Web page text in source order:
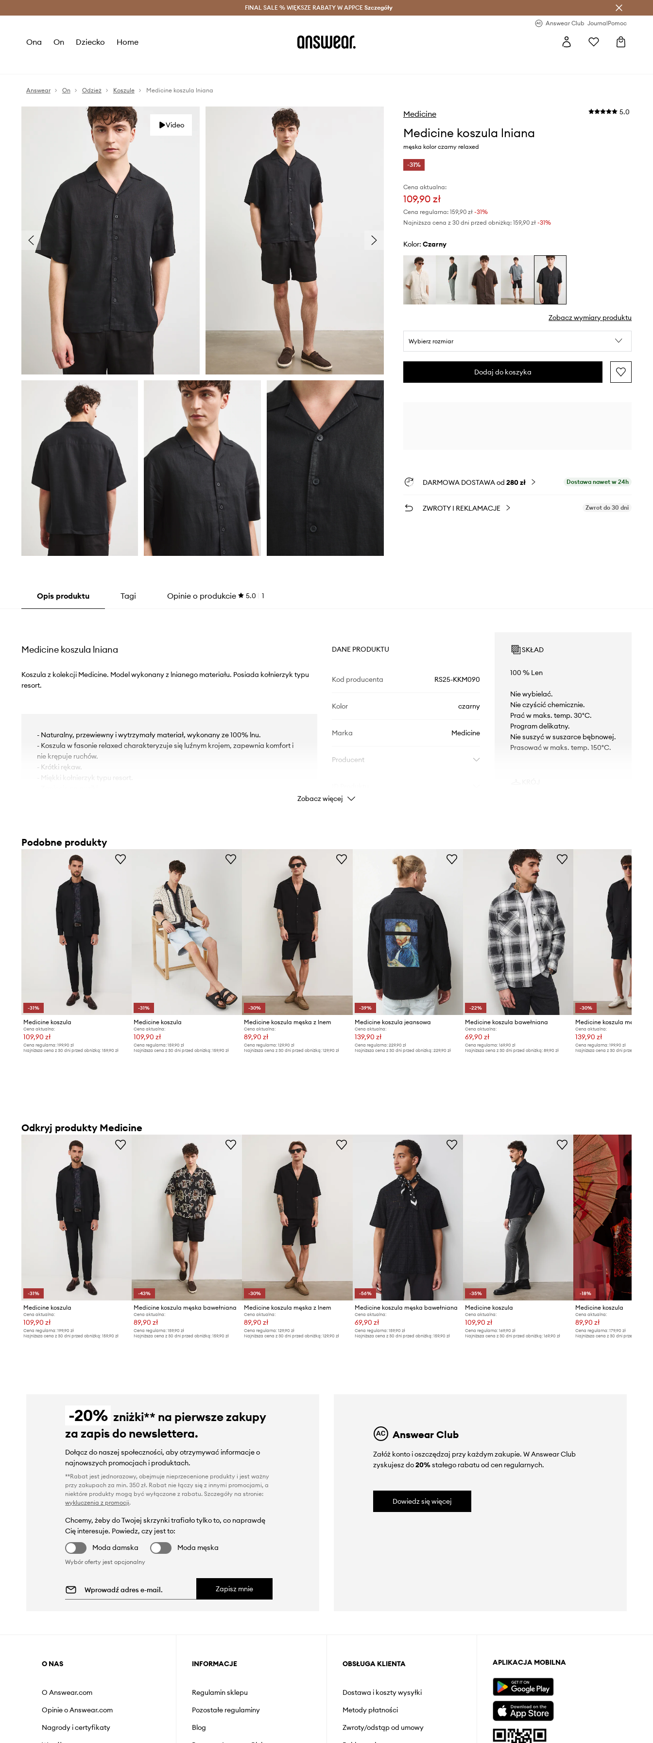
Oszczędzaj z Answear Club > Dostawa nawet w 24h >
FINAL SALE % WIĘKSZE RABATY W APPCE Szczegóły
Answear Club JournalPomoc
Ona On Dziecko Home
Answear On Odzież Koszule Medicine koszula lniana
Video
Medicine 5.0
Medicine koszula lniana
męska kolor czarny relaxed
-31%
Cena aktualna:
109,90 zł
Cena regularna: 159,90 zł-31%
Najniższa cena z 30 dni przed obniżką: 159,90 zł -31%
Kolor: czarny
Zobacz wymiary produktu
Wybierz rozmiar
Dodaj do koszyka
DARMOWA DOSTAWA od 280 zł Dostawa nawet w 24h
ZWROTY I REKLAMACJE Zwrot do 30 dni
Opis produktu Tagi Opinie o produkcie 5.0 1
Medicine koszula lniana
Koszula z kolekcji Medicine. Model wykonany z lnianego materiału. Posiada kołnierzyk typu
resort.
- Naturalny, przewiewny i wytrzymały materiał, wykonany ze 100% lnu.
- Koszula w fasonie relaxed charakteryzuje się luźnym krojem, zapewnia komfort i
nie krępuje ruchów.
- Krótki rękaw.
- Miękki kołnierzyk typu resort.
- Wymiary podane dla rozmiaru: L.
DANE PRODUKTU
Kod producenta RS25-KKM090
Kolor czarny
Marka Medicine
Producent
SKŁAD
100 % Len
Nie wybielać.
Nie czyścić chemicznie.
Prać w maks. temp. 30°C.
Program delikatny.
Nie suszyć w suszarce bębnowej.
Prasować w maks. temp. 150°C.
WYMIARY
Model ze zdjęcia ma 191 cm
wzrostu i ma na sobie rozmiar L.
Rozmiarówka zawyżona
Zalecamy wybór rozmiaru
mniejszego, niż nosisz zazwyczaj.
Zobacz wymiary produktu
Zobacz więcej
Podobne produkty
-31%
Medicine koszula
Cena aktualna:
109,90 zł
Cena regularna: 199,90 zł
Najniższa cena z 30 dni przed obniżką: 159,90 zł
-31%
Medicine koszula
Cena aktualna:
109,90 zł
Cena regularna:159,90 zł
Najniższa cena z 30 dni przed obniżką:159,90 zł
-30%
Medicine koszula męska z lnem
Cena aktualna:
89,90 zł
Cena regularna: 129,90 zł
Najniższa cena z 30 dni przed obniżką: 129,90 zł
-39%
Medicine koszula jeansowa
Cena aktualna:
139,90 zł
Cena regularna: 229,90 zł
Najniższa cena z 30 dni przed obniżką: 229,90 zł
-22%
Medicine koszula bawełniana
Cena aktualna:
69,90 zł
Cena regularna:169,90 zł
Najniższa cena z 30 dni przed obniżką:89,90 zł
-30%
Medicine koszula męska
Cena aktualna:
139,90 zł
Cena regularna: 199,90 zł
Najniższa cena z 30 dni przed obniżką:
Odkryj produkty Medicine
-31%
Medicine koszula
Cena aktualna:
109,90 zł
Cena regularna: 199,90 zł
Najniższa cena z 30 dni przed obniżką: 159,90 zł
-43%
Medicine koszula męska bawełniana
Cena aktualna:
89,90 zł
Cena regularna:159,90 zł
Najniższa cena z 30 dni przed obniżką:159,90 zł
-30%
Medicine koszula męska z lnem
Cena aktualna:
89,90 zł
Cena regularna: 129,90 zł
Najniższa cena z 30 dni przed obniżką: 129,90 zł
-56%
Medicine koszula męska bawełniana
Cena aktualna:
69,90 zł
Cena regularna: 159,90 zł
Najniższa cena z 30 dni przed obniżką: 159,90 zł
-35%
Medicine koszula
Cena aktualna:
109,90 zł
Cena regularna:169,90 zł
Najniższa cena z 30 dni przed obniżką:169,90 zł
-18%
Medicine koszula
Cena aktualna:
89,90 zł
Cena regularna: 179,90 zł
Najniższa cena z 30 dni przed obniżką:
-20% zniżki** na pierwsze zakupy
za zapis do newslettera.
Dołącz do naszej społeczności, aby otrzymywać informacje o
najnowszych promocjach i produktach.
**Rabat jest jednorazowy, obejmuje nieprzecenione produkty i jest ważny
przy zakupach za min. 350 zł. Rabat nie łączy się z innymi promocjami, a
niektóre produkty mogą być wyłączone z rabatu. Szczegóły na stronie:
wykluczenia z promocji.
Chcemy, żeby do Twojej skrzynki trafiało tylko to, co naprawdę
Cię interesuje. Powiedz, czy jest to:
Moda damska
Moda męska
Wybór oferty jest opcjonalny
Zapisz mnie
Answear Club
Załóż konto i oszczędzaj przy każdym zakupie. W Answear Club
zyskujesz do20%stałego rabatu od cen regularnych.
Dowiedz się więcej
O NAS
O Answear.com
Opinie o Answear.com
Nagrody i certyfikaty
INFORMACJE
Regulamin sklepu
Pozostałe regulaminy
Blog
OBSŁUGA KLIENTA
Dostawa i koszty wysyłki
Metody płatności
Zwroty/odstąp od umowy
APLIKACJA MOBILNA